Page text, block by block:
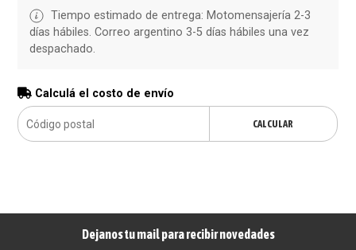
Tiempo estimado de entrega: Motomensajería 2-3
días hábiles. Correo argentino 3-5 días hábiles una vez
despachado.
Calculá el costo de envío
CALCULAR
Dejanos tu mail para recibir novedades